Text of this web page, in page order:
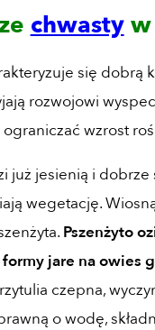
chwastyw
się
rozwojowi
wzrost
już jesienią i
wegetację.
Pszenżyto
jare na owies
czepna,
o wodę,